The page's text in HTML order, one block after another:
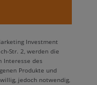
Investment
Str. 2, werden die
Interesse des
Produkte und
jedoch notwendig,